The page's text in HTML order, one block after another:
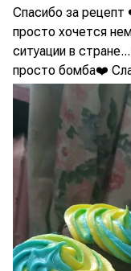
Спасибо за
просто хочется
ситуации в
просто бомба❤️